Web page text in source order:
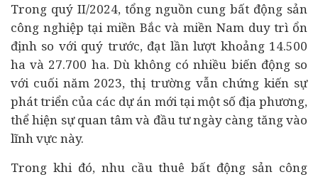
Trong quý II/2024, tổng nguồn cung bất động sản
công nghiệp tại miền Bắc và miền Nam duy trì ổn
định so với quý trước, đạt lần lượt khoảng 14.500
ha và 27.700 ha. Dù không có nhiều biến động so
với cuối năm 2023, thị trường vẫn chứng kiến sự
phát triển của các dự án mới tại một số địa phương,
thể hiện sự quan tâm và đầu tưngày càng tăng vào
lĩnh vực này.
Trong khi đó, nhu cầu thuê bất động sản công